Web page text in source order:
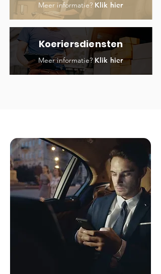
Meer informatie? Klik hier
Koeriersdiensten
Meer informatie? Klik hier